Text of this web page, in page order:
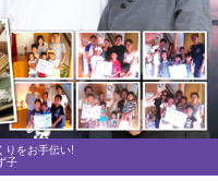
りをお手伝い!
子